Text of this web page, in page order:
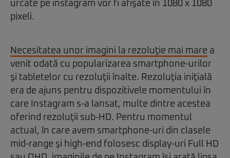
urcate pe instagram vor fi afişate în 1080 x 1080
pixeli.
Necesitatea unor imagini la rezoluţie mai mare a
venit odată cu popularizarea smartphone-urilor
şi tabletelor cu rezoluţii înalte. Rezoluţia iniţială
era de ajuns pentru dispozitivele momentului în
care Instagram s-a lansat, multe dintre acestea
oferind rezoluţii sub-HD. Pentru momentul
actual, în care avem smartphone-uri din clasele
mid-range şi high-end folosesc display-uri Full HD